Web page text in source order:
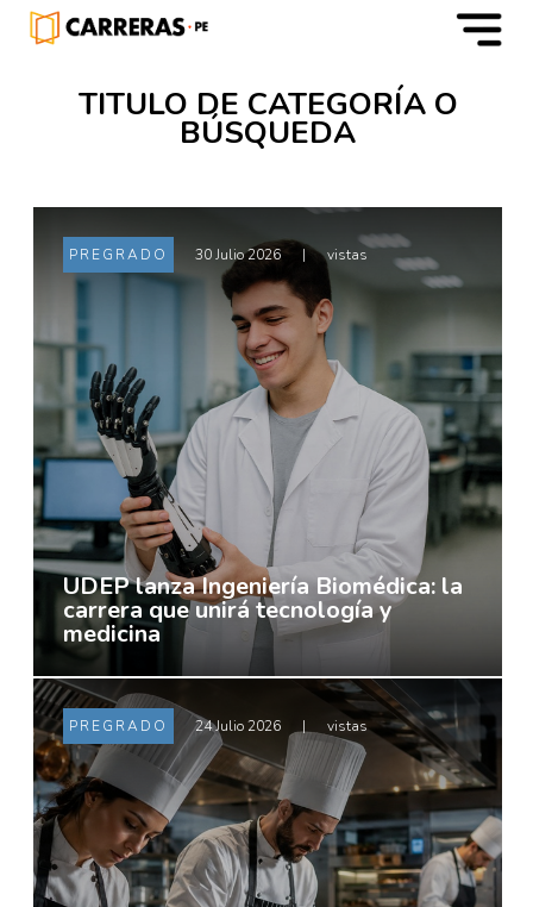
m
TITULO DE CATEGORÍA O
BÚSQUEDA
PREGRADO 30 Julio 2026 | vistas
UDEP lanza Ingeniería Biomédica: la
carrera que unirá tecnología y
medicina
PREGRADO 24 Julio 2026 | vistas